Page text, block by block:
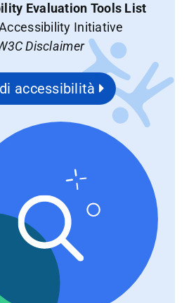
Evaluation Tools List
Initiative
Disclaimer
accessibilità